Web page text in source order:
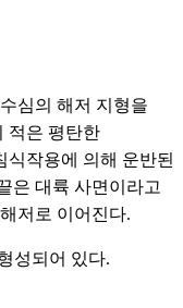
심의 해저 지형을
적은 평탄한
작용에 의해 운반된
은 대륙 사면이라고
저로 이어진다.
성되어 있다.